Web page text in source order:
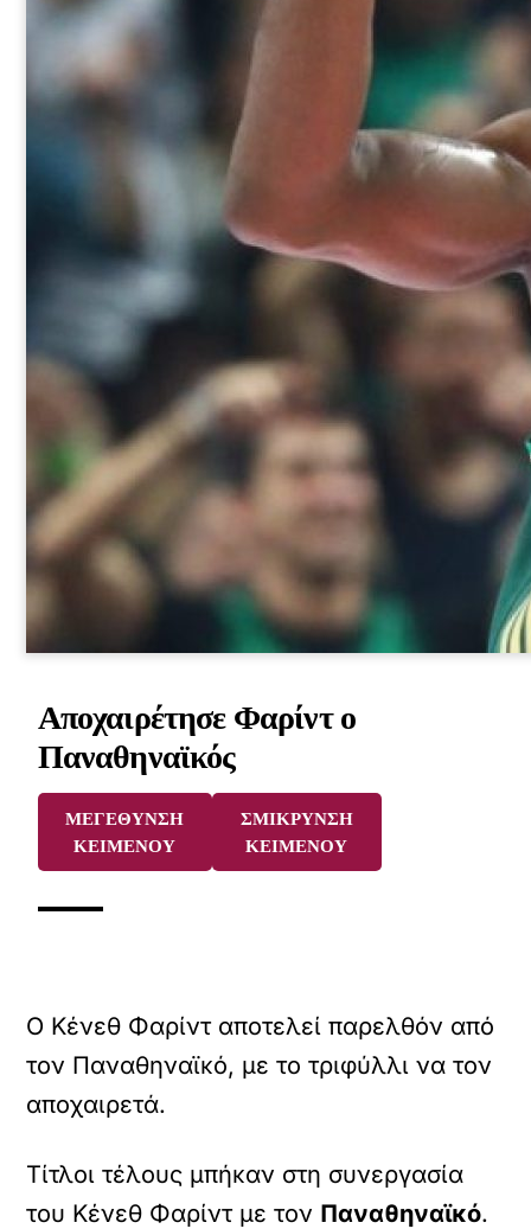
Αποχαιρέτησε Φαρίντ ο
Παναθηναϊκός
ΜΕΓΕΘΥΝΣΗ
ΚΕΙΜΕΝΟΥ
ΣΜΙΚΡΥΝΣΗ
ΚΕΙΜΕΝΟΥ
Ο Κένεθ Φαρίντ αποτελεί παρελθόν από
τον Παναθηναϊκό, με το τριφύλλι να τον
αποχαιρετά.
Τίτλοι τέλους μπήκαν στη συνεργασία
του Κένεθ Φαρίντ με τον Παναθηναϊκό.